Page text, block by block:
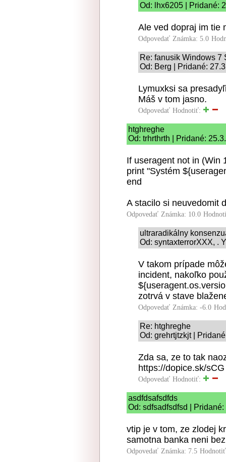
Od: lhx6205 | Pridané:
Ale ved dopraj im tie
Odpovedať Známka: 5.0
Re: fanusik Windows 7
Od: Berg | Pridané:
Lymuxksi sa
Máš v tom jasno.
Odpovedať Hodnotiť:
htghreghe
Od: trhrthrth | Pridané:
If useragent not in (Win
print "Systém
end
A stacilo si neuvedomit
Odpovedať Známka: 10.0
ultraradikálny
Od: syntaxterrorXXX, .
V takom prípade
incident, nakoľko
zotrvá v stave
Odpovedať Známka: -6.0
Re: htghreghe
Od: grehrtjtzkjt |
Zda sa, ze to tak
https://dopice.sk/sCG
Odpovedať Hodnotiť:
asdfdsafsdfds
Od: sdfsadfsdfsd |
vtip je v tom, ze zlodej
samotna banka neni
Odpovedať Známka: 7.5